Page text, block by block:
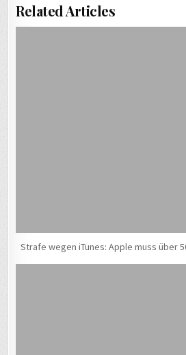
Related Articles
Strafe wegen iTunes: Apple muss über